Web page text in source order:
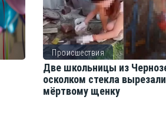
Происшествия
Две школьницы из
осколком стекла
мёртвому щенку